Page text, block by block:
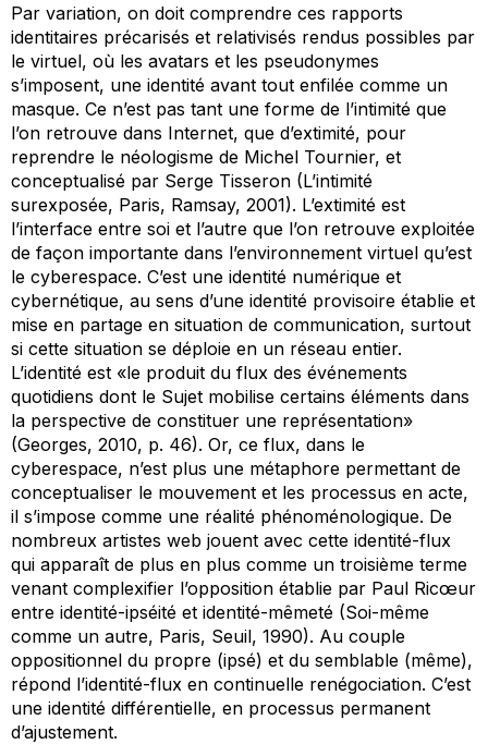
Par variation, on doit comprendre ces rapports
identitaires précarisés et relativisés rendus possibles par
le virtuel, où les avatars et les pseudonymes
s’imposent, une identité avant tout enfilée comme un
masque. Ce n’est pas tant une forme de l’intimité que
l’on retrouve dans Internet, que d’extimité, pour
reprendre le néologisme de Michel Tournier, et
conceptualisé par Serge Tisseron (L’intimité
surexposée, Paris, Ramsay, 2001). L’extimité est
l’interface entre soi et l’autre que l’on retrouve exploitée
de façon importante dans l’environnement virtuel qu’est
le cyberespace. C’est une identité numérique et
cybernétique, au sens d’une identité provisoire établie et
mise en partage en situation de communication, surtout
si cette situation se déploie en un réseau entier.
L’identité est «le produit du flux des événements
quotidiens dont le Sujet mobilise certains éléments dans
la perspective de constituer une représentation»
(Georges, 2010, p. 46). Or, ce flux, dans le
cyberespace, n’est plus une métaphore permettant de
conceptualiser le mouvement et les processus en acte,
il s’impose comme une réalité phénoménologique. De
nombreux artistes web jouent avec cette identité-flux
qui apparaît de plus en plus comme un troisième terme
venant complexifier l’opposition établie par Paul Ricœur
entre identité-ipséité et identité-mêmeté (Soi-même
comme un autre, Paris, Seuil, 1990). Au couple
oppositionnel du propre (ipsé) et du semblable (même),
répond l’identité-flux en continuelle renégociation. C’est
une identité différentielle, en processus permanent
d’ajustement.